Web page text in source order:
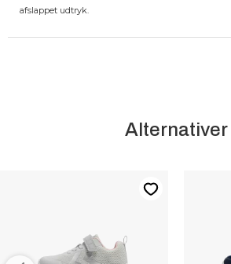
afslappet udtryk.
Alternativer